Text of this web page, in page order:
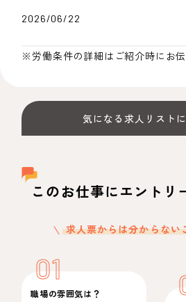
2026/06/22
※労働条件の詳細はご紹介時にお伝
気になる求人リスト
このお仕事にエントリ
求人票からは分からない
01
職場の雰囲気は？